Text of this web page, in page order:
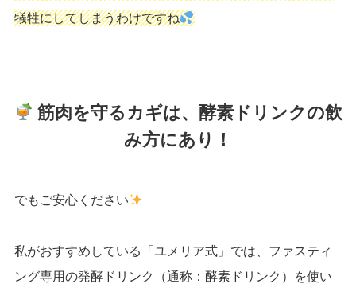
犠牲にしてしまうわけですね
筋肉を守るカギは、酵素ドリンクの飲
み方にあり！
でもご安心ください
私がおすすめしている「ユメリア式」では、ファスティ
ング専用の発酵ドリンク（通称：酵素ドリンク）を使い